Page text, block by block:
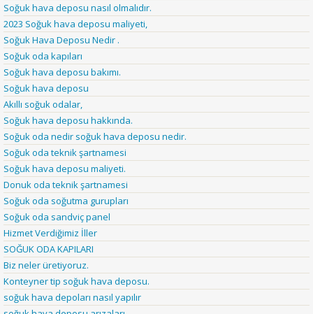
Soğuk hava deposu nasıl olmalıdır.
2023 Soğuk hava deposu maliyeti,
Soğuk Hava Deposu Nedir .
Soğuk oda kapıları
Soğuk hava deposu bakımı.
Soğuk hava deposu
Akıllı soğuk odalar,
Soğuk hava deposu hakkında.
Soğuk oda nedir soğuk hava deposu nedir.
Soğuk oda teknik şartnamesi
Soğuk hava deposu maliyeti.
Donuk oda teknik şartnamesi
Soğuk oda soğutma gurupları
Soğuk oda sandviç panel
Hizmet Verdiğimiz İller
SOĞUK ODA KAPILARI
Biz neler üretiyoruz.
Konteyner tip soğuk hava deposu.
soğuk hava depoları nasıl yapılır